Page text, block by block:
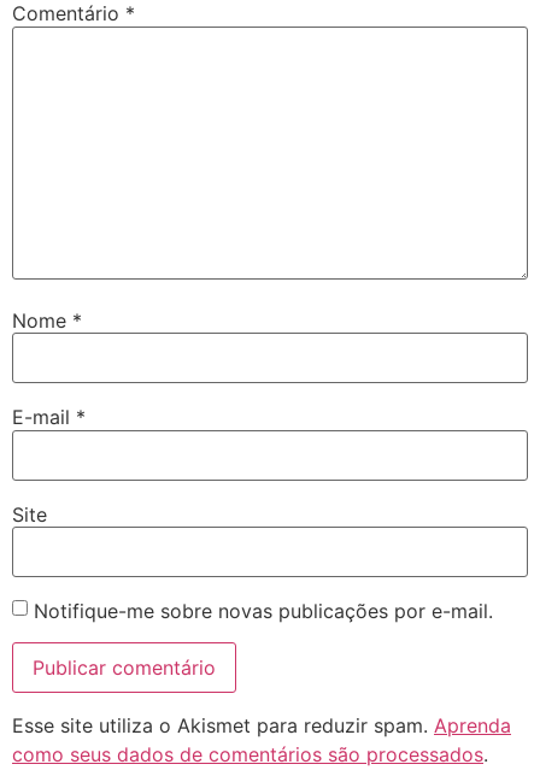
Comentário *
Nome *
E-mail *
Site
Notifique-me sobre novas publicações por e-mail.
Esse site utiliza o Akismet para reduzir spam. Aprenda
como seus dados de comentários são processados.